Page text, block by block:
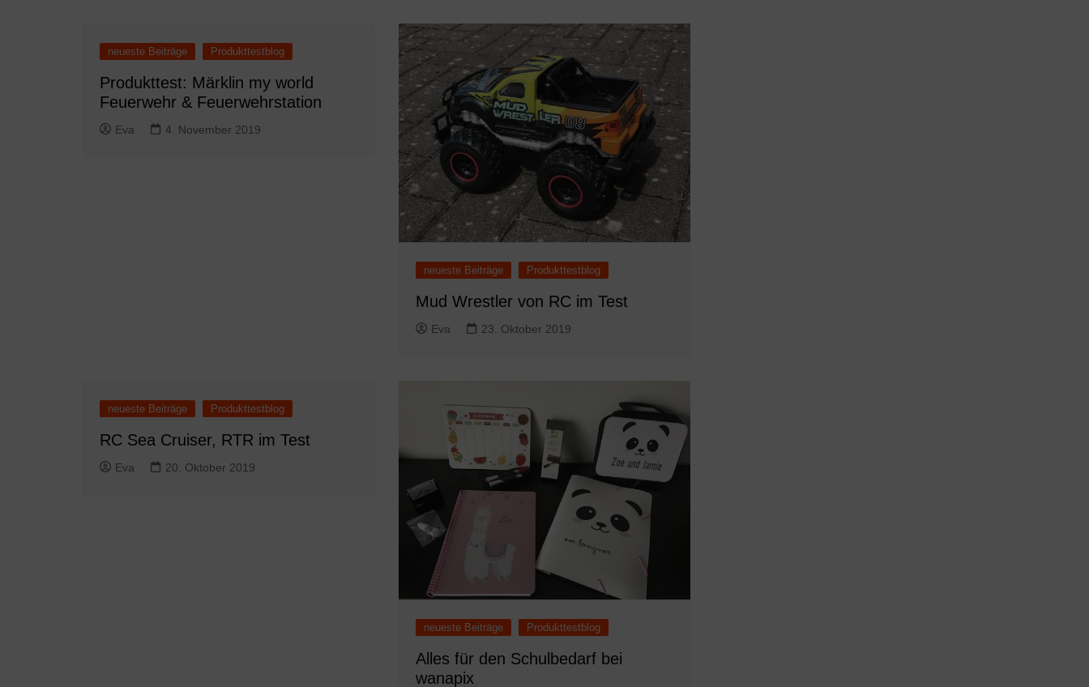
neueste Beiträge Produkttestblog
Produkttest: Märklin my world
Feuerwehr & Feuerwehrstation
Eva 4. November 2019
neueste Beiträge Produkttestblog
Mud Wrestler von RC im Test
Eva 23. Oktober 2019
neueste Beiträge Produkttestblog
RC Sea Cruiser, RTR im Test
Eva 20. Oktober 2019
neueste Beiträge Produkttestblog
Alles für den Schulbedarf bei
wanapix